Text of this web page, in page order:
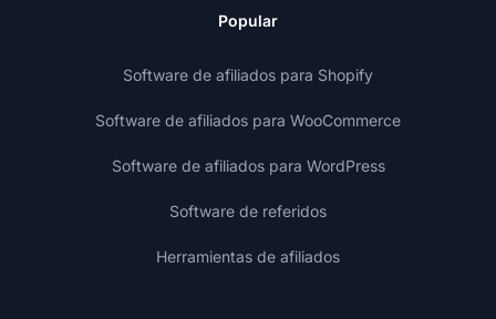
Popular
Software de afiliados para Shopify
Software de afiliados para WooCommerce
Software de afiliados para WordPress
Software de referidos
Herramientas de afiliados